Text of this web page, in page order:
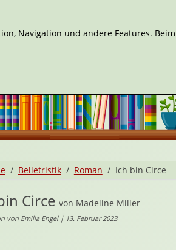
Belletristik Roman Ich bin Circe
Circe von Madeline Miller
von Emilia Engel | 13. Februar 2023
Navigation und andere Features.